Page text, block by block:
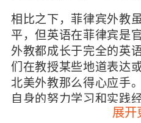
相比之下，菲律宾外教
平，但英语在菲律宾是
外教都成长于完全的英
们在教授某些地道表达
北美外教那么得心应手
自身的努力学习和实践
学任务，且往往能以展开